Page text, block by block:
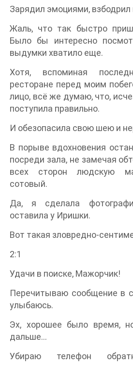
Зарядил эмоциями, взбодрил
Жаль, что так быстро
Было бы интересно
выдумки хватило еще.
Хотя, вспоминая
ресторане перед моим
лицо, всё же думаю, что,
поступила правильно.
И обезопасила свою шею и
В порыве вдохновения
посреди зала, не замечая
всех сторон людскую
сотовый.
Да, я сделала
оставила у Иришки.
Вот такая зловредно-
2:1
Удачи в поиске, Мажорчик!
Перечитываю сообщение в
улыбаюсь.
Эх, хорошее было время,
дальше…
Убираю телефон